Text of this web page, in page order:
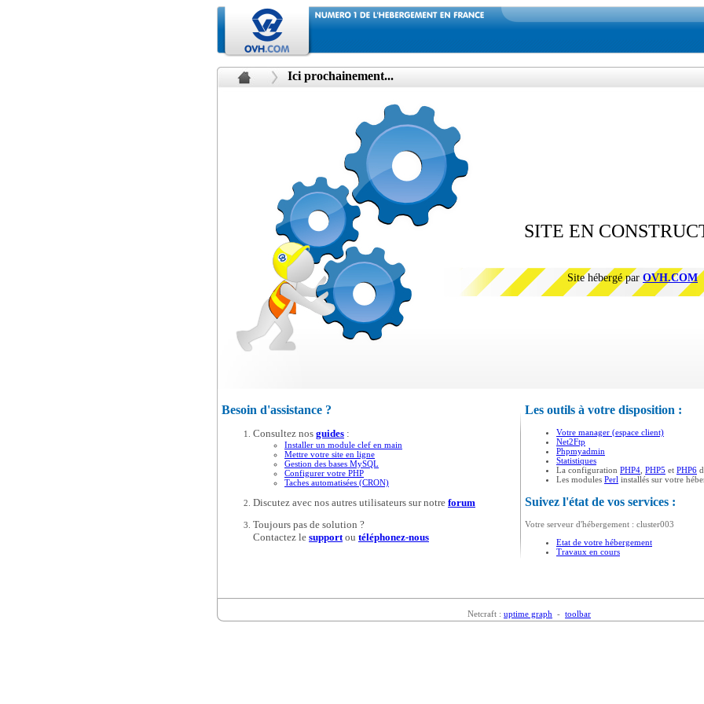
Ici prochainement...
SITE EN
Site hébergé par OVH.COM
Besoin d'assistance ?
Consultez nos guides :
Installer un module clef en main
Mettre votre site en ligne
Gestion des bases MySQL
Configurer votre PHP
Taches automatisées (CRON)
Discutez avec nos autres utilisateurs sur notre forum
Toujours pas de solution ?
Contactez le supportou téléphonez-nous
Les outils à votre disposition :
Votre manager (espace client)
Net2Ftp
Phpmyadmin
Statistiques
La configuration PHP4 PHP5 et PHP6
Les modules Perl installés sur votre
Suivez l'état de vos services :
Votre serveur d'hébergement : cluster003
Etat de votre hébergement
Travaux en cours
Netcraft : uptime graph - toolbar